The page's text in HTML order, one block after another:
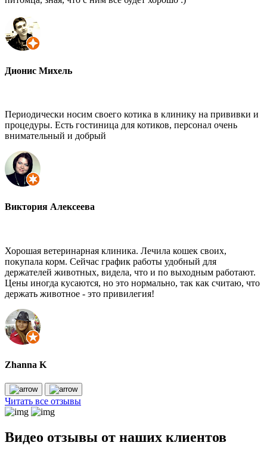
Дионис Михель
Периодически носим своего котика в клинику на прививки и
процедуры. Есть гостиница для котиков, персонал очень
внимательный и добрый
Виктория Алексеева
Хорошая ветеринарная клиника. Лечила кошек своих,
покупала корм. Сейчас график работы удобный для
держателей животных, видела, что и по выходным работают.
Цены иногда кусаются, но это нормально, так как считаю, что
держать животное - это привилегия!
Zhanna K
Читать все отзывы
Видео отзывы от наших клиентов